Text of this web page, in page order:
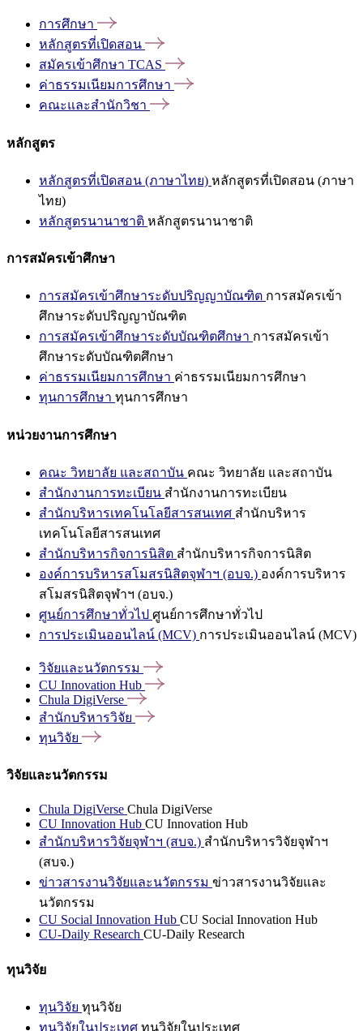
การศึกษา
หลักสูตรที่เปิดสอน
สมัครเข้าศึกษา TCAS
ค่าธรรมเนียมการศึกษา
คณะและสำนักวิชา
หลักสูตร
หลักสูตรที่เปิดสอน (ภาษาไทย) หลักสูตรที่เปิดสอน (ภาษา
ไทย)
หลักสูตรนานาชาติ หลักสูตรนานาชาติ
การสมัครเข้าศึกษา
การสมัครเข้าศึกษาระดับปริญญาบัณฑิต การสมัครเข้า
ศึกษาระดับปริญญาบัณฑิต
การสมัครเข้าศึกษาระดับบัณฑิตศึกษา การสมัครเข้า
ศึกษาระดับบัณฑิตศึกษา
ค่าธรรมเนียมการศึกษา ค่าธรรมเนียมการศึกษา
ทุนการศึกษา ทุนการศึกษา
หน่วยงานการศึกษา
คณะ วิทยาลัย และสถาบัน คณะ วิทยาลัย และสถาบัน
สำนักงานการทะเบียน สำนักงานการทะเบียน
สำนักบริหารเทคโนโลยีสารสนเทศ สำนักบริหาร
เทคโนโลยีสารสนเทศ
สำนักบริหารกิจการนิสิต สำนักบริหารกิจการนิสิต
องค์การบริหารสโมสรนิสิตจุฬาฯ (อบจ.) องค์การบริหาร
สโมสรนิสิตจุฬาฯ (อบจ.)
ศูนย์การศึกษาทั่วไป ศูนย์การศึกษาทั่วไป
การประเมินออนไลน์ (MCV) การประเมินออนไลน์ (MCV)
วิจัยและนวัตกรรม
CU Innovation Hub
Chula DigiVerse
สำนักบริหารวิจัย
ทุนวิจัย
วิจัยและนวัตกรรม
Chula DigiVerse Chula DigiVerse
CU Innovation Hub CU Innovation Hub
สำนักบริหารวิจัยจุฬาฯ (สบจ.) สำนักบริหารวิจัยจุฬาฯ
(สบจ.)
ข่าวสารงานวิจัยและนวัตกรรม ข่าวสารงานวิจัยและ
นวัตกรรม
CU Social Innovation Hub CU Social Innovation Hub
CU-Daily Research CU-Daily Research
ทุนวิจัย
ทุนวิจัย ทุนวิจัย
ทุนวิจัยในประเทศ ทุนวิจัยในประเทศ